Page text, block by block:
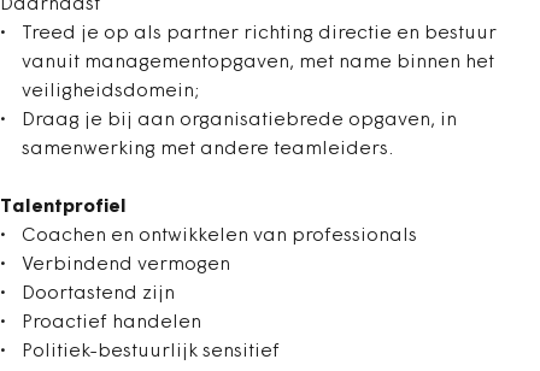
Daarnaast
Treed je op als partner richting directie en bestuur
vanuit managementopgaven, met name binnen het
veiligheidsdomein;
Draag je bij aan organisatiebrede opgaven, in
samenwerking met andere teamleiders.
Talentprofiel
Coachen en ontwikkelen van professionals
Verbindend vermogen
Doortastend zijn
Proactief handelen
Politiek-bestuurlijk sensitief